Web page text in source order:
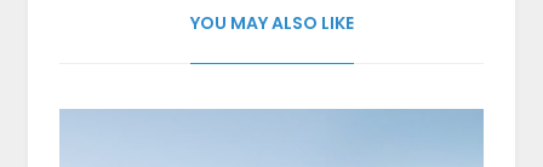
YOU MAY ALSO LIKE